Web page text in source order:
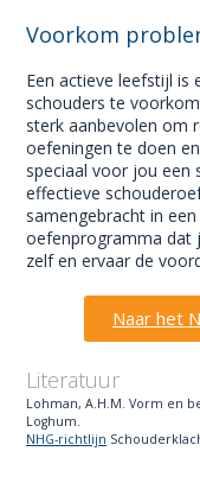
Voorkom
Een actieve leefstijl is
schouders te
sterk aanbevolen om
oefeningen te doen
speciaal voor jou een
effectieve
samengebracht in
oefenprogramma dat
zelf en ervaar de
Naar het
Literatuur
Lohman, A.H.M. Vorm en
Loghum.
NHG-richtlijn